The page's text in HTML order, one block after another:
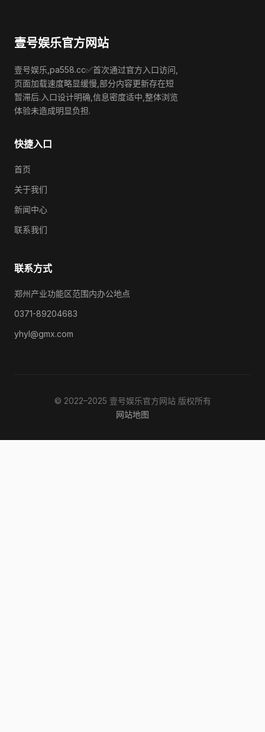
壹号娱乐官方网站
壹号娱乐,pa558.cc✅首次通过官方入口访问,
页面加载速度略显缓慢,部分内容更新存在短
暂滞后.入口设计明确,信息密度适中,整体浏览
体验未造成明显负担.
快捷入口
首页
关于我们
新闻中心
联系我们
联系方式
郑州产业功能区范围内办公地点
0371-89204683
yhyl@gmx.com
© 2022–2025 壹号娱乐官方网站 版权所有
网站地图